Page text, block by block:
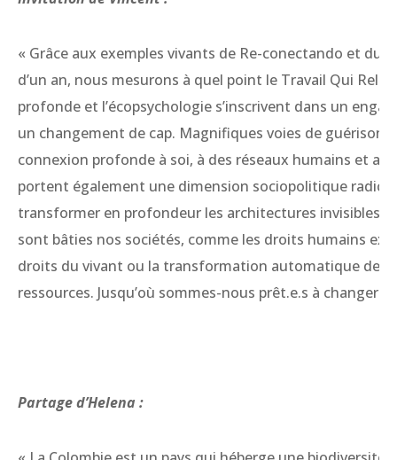
« Grâce aux exemples vivants de Re-conectando et du
d’un an, nous mesurons à quel point le Travail Qui Relie,
profonde et l’écopsychologie s’inscrivent dans un
un changement de cap. Magnifiques voies de
connexion profonde à soi, à des réseaux humains et au
portent également une dimension sociopolitique
transformer en profondeur les architectures invisibles
sont bâties nos sociétés, comme les droits humains
droits du vivant ou la transformation automatique des
ressources. Jusqu’où sommes-nous prêt.e.s à changer ?
Partage d’Helena :